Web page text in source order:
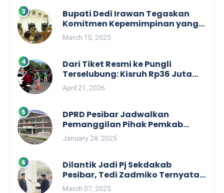
Bupati Dedi Irawan Tegaskan
Komitmen Kepemimpinan yang
Berpihak kepada Masyarakat
dalam Rapat Koordinasi OPD
March 10, 2025
Dari Tiket Resmi ke Pungli
Terselubung: Kisruh Rp36 Juta
Pengelolaan Tiket Pantai
Labuhan Jukung
April 21, 2026
DPRD Pesibar Jadwalkan
Pemanggilan Pihak Pemkab
Terkait Nasib dan Status TKD di
Tahun 2025
January 28, 2025
Dilantik Jadi Pj Sekdakab
Pesibar, Tedi Zadmiko Ternyata
Punya Rekam Jejak Gemilang
March 07, 2025